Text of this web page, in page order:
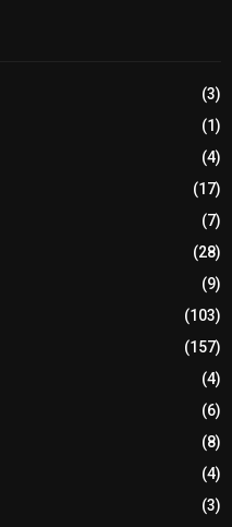
(3)
(1)
(4)
(17)
(7)
(28)
(9)
(103)
(157)
(4)
(6)
(8)
(4)
(3)